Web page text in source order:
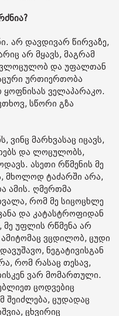
არ დავდივარ წირვაზე,
არ მყავს, მაგრამ
ვლოცულობ და უფალთან
ურთიერთობა
ყოფნისას ველაპარაკო.
სწორი გზა
ვინც მარხვასაც იცავს,
და ლოცულობს,
ასეთი რწმენის მე
მხოლოდ ტაძარში არა,
ამის. ღმერთმა
რომ მე სიცოცხლე
და კატასტროფიდან
მე უფლის რწმენა არ
ვცდილობ, ცუდი
ნეგატივისგან
რომ რასაც თესავ,
ვარ მომართული.
ცოდვებიც
შეიძლება, ცუდადაც
ცხვირიც